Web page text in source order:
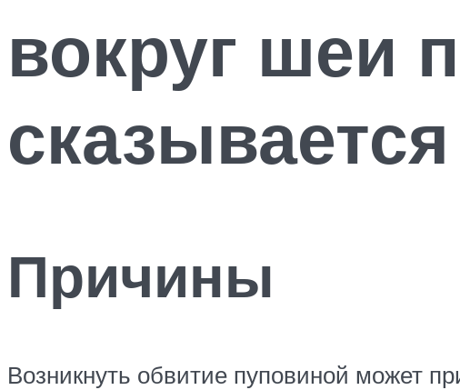
вокруг шеи
Причины
Возникнуть обвитие пуповиной может